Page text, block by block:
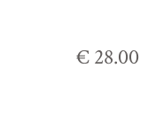
€ 28.00